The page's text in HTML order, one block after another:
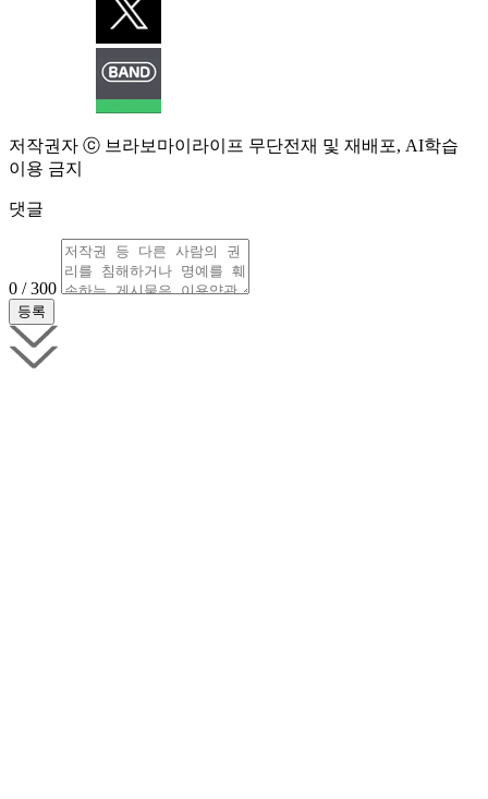
저작권자 ⓒ 브라보마이라이프 무단전재 및 재배포, AI학습
이용 금지
댓글
0 / 300